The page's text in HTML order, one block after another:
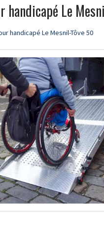
handicapé Le
handicapé Le Mesnil-Tôve 50